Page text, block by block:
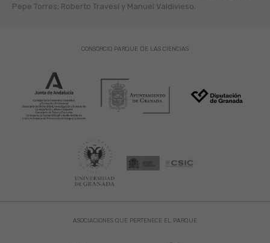
Pepe Torres; Roberto Travesí y Manuel Valdivieso.
ASOCIACIONES QUE PERTENECE EL PARQUE
CONSORCIO PARQUE DE LAS CIENCIAS